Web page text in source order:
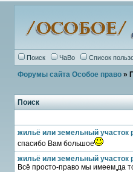
Поиск ЧаВо Список
Форумы сайта Особое право»
Поиск
жильё или земельный участок
спасибо Вам большое
жильё или земельный участок
Всё просто-право мы имеем,да